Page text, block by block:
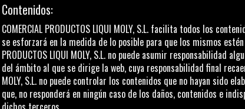
Contenidos:
COMERCIAL PRODUCTOS LIQUI MOLY, S.L.facilita todos los
se esforzará en la medida de lo posible para que los mismos
PRODUCTOS LIQUI MOLY, S.L.no puede asumir responsabilidad
del ámbito al que se dirige la web, cuya responsabilidad final
MOLY, S.L.no puede controlar los contenidos que no hayan sido
que, no responderá en ningún caso de los daños, contenidos e